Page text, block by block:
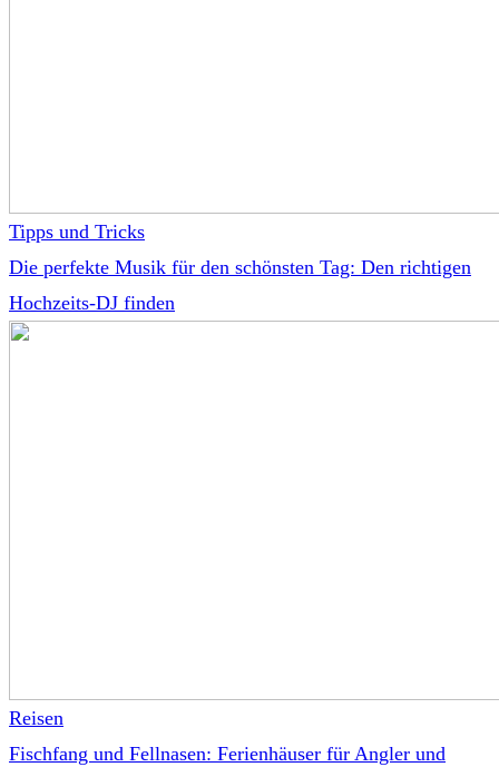
Tipps und Tricks
Die perfekte Musik für den schönsten Tag: Den richtigen
Hochzeits-DJ finden
Reisen
Fischfang und Fellnasen: Ferienhäuser für Angler und